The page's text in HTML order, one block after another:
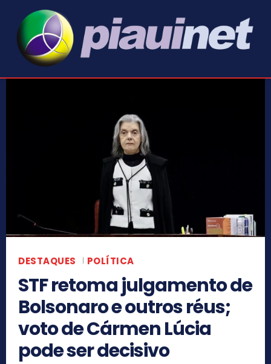
DESTAQUES POLÍTICA
STF retoma julgamento de
Bolsonaro e outros réus;
voto de Cármen Lúcia
pode ser decisivo